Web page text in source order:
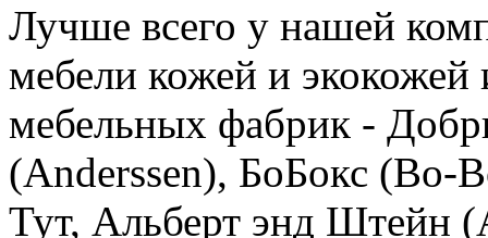
Лучше всего у нашей
мебели кожей и
мебельных фабрик -
(Anderssen), БоБокс
Тут, Альберт энд Штейн